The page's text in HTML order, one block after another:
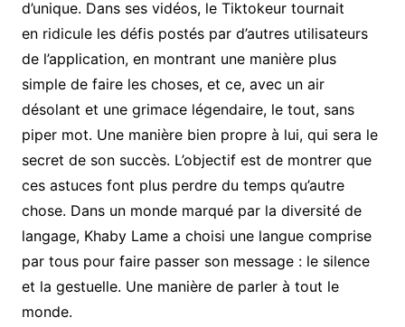
d’unique. Dans ses vidéos, le Tiktokeur tournait
en ridicule les défis postés par d’autres utilisateurs
de l’application, en montrant une manière plus
simple de faire les choses, et ce, avec un air
désolant et une grimace légendaire, le tout, sans
piper mot. Une manière bien propre à lui, qui sera le
secret de son succès. L’objectif est de montrer que
ces astuces font plus perdre du temps qu’autre
chose. Dans un monde marqué par la diversité de
langage, Khaby Lame a choisi une langue comprise
par tous pour faire passer son message : le silence
et la gestuelle. Une manière de parler à tout le
monde.